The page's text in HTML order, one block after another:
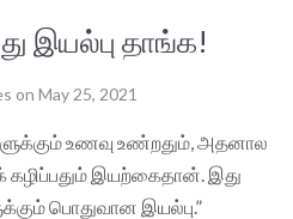
இயல்பு தாங்க!
on May 25, 2021
உணவு உண்றதும், அதனால
கழிப்பதும் இயற்கைதான். இது
பொதுவான இயல்பு.”